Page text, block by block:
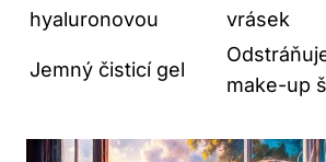
hyaluronovou
vrásek
Jemný čisticí gel
make-up